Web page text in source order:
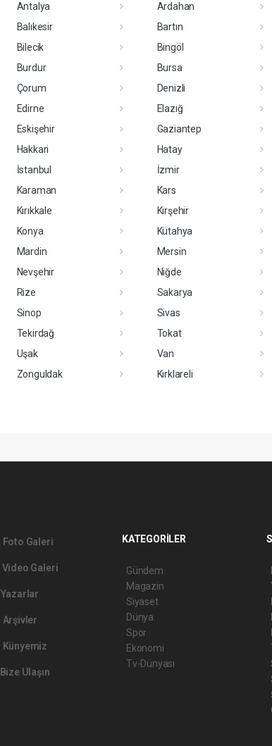
Antalya
Ardahan
Balıkesir
Bartın
Bilecik
Bingöl
Burdur
Bursa
Çorum
Denizli
Edirne
Elazığ
Eskişehir
Gaziantep
Hakkari
Hatay
İstanbul
İzmir
Karaman
Kars
Kırıkkale
Kırşehir
Konya
Kütahya
Mardin
Mersin
Nevşehir
Niğde
Rize
Sakarya
Sinop
Sivas
Tekirdağ
Tokat
Uşak
Van
Zonguldak
Kırklareli
Foto Galeri
Video Galeri
Yazarlar
Arşivler
Künyemiz
Bize Ulaşın
KATEGORİLER
Gündem
Magazin
Siyaset
Dünya
Spor
Ekonomi
Tv-Dünyası